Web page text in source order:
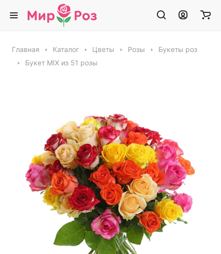
Главная Каталог Цветы Розы
Букеты роз
Букет MIX из 51 розы